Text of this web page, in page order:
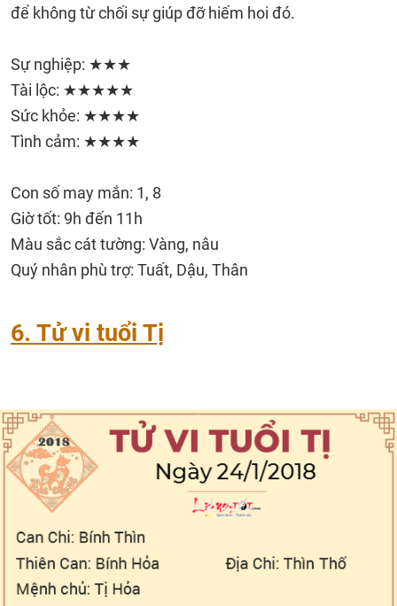
để không từ chối sự giúp đỡ hiếm hoi đó.
Sự nghiệp: ★★★
Tài lộc: ★★★★★
Sức khỏe: ★★★★
Tình cảm: ★★★★
Con số may mắn: 1, 8
Giờ tốt: 9h đến 11h
Màu sắc cát tường: Vàng, nâu
Quý nhân phù trợ: Tuất, Dậu, Thân
6. Tử vi tuổi Tị